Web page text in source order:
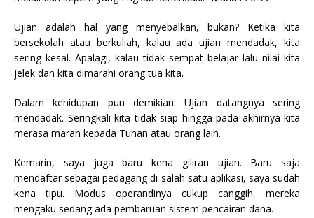
Ujian adalah hal yang menyebalkan, bukan? Ketika kita
bersekolah atau berkuliah, kalau ada ujian mendadak, kita
sering kesal. Apalagi, kalau tidak sempat belajar lalu nilai kita
jelek dan kita dimarahi orang tua kita.
Dalam kehidupan pun demikian. Ujian datangnya sering
mendadak. Seringkali kita tidak siap hingga pada akhirnya kita
merasa marah kepada Tuhan atau orang lain.
Kemarin, saya juga baru kena giliran ujian. Baru saja
mendaftar sebagai pedagang di salah satu aplikasi, saya sudah
kena tipu. Modus operandinya cukup canggih, mereka
mengaku sedang ada pembaruan sistem pencairan dana.